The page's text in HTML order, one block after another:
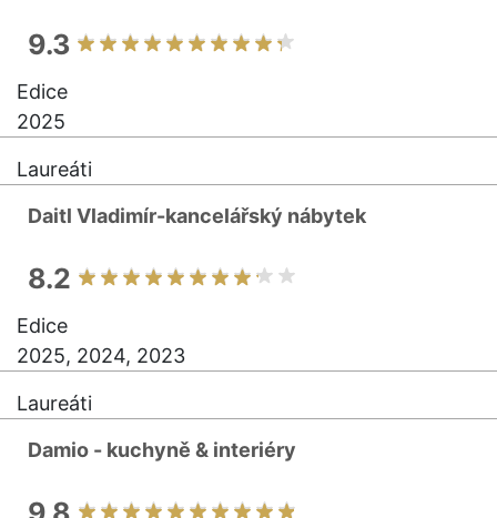
9.3
Edice
2025
Laureáti
Daitl Vladimír-kancelářský nábytek
8.2
Edice
2025, 2024, 2023
Laureáti
Damio - kuchyně & interiéry